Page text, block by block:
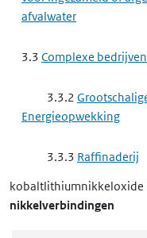
afvalwater
3.3 Complexe bedrijven
3.3.2
Energieopwekking
3.3.3 Raffinaderij
3.3.6 Basismetaal
kobaltlithiumnikkeloxide
nikkelverbindingen